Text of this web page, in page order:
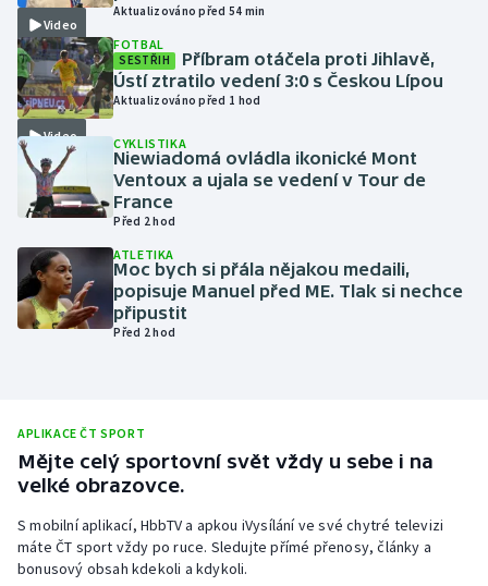
Lyže a snowboard
Moderní pětiboj
Motorsport
Olympijské hry
Parasport
Plavání
Plážový volejbal
Rychlobruslení
Rychlostní kanoistika
Short track
Video
Aktualizováno před 54 min
Video
FOTBAL
SESTŘIH
Příbram otáčela proti Jihlavě,
Ústí ztratilo vedení 3:0 s Českou Lípou
Aktualizováno před 1 hod
CYKLISTIKA
Niewiadomá ovládla ikonické Mont
Ventoux a ujala se vedení v Tour de
France
Před 2 hod
ATLETIKA
Moc bych si přála nějakou medaili,
popisuje Manuel před ME. Tlak si nechce
připustit
Před 2 hod
APLIKACE ČT SPORT
Mějte celý sportovní svět vždy u sebe i na
velké obrazovce.
S mobilní aplikací, HbbTV a apkou iVysílání ve své chytré televizi
máte ČT sport vždy po ruce. Sledujte přímé přenosy, články a
bonusový obsah kdekoli a kdykoli.